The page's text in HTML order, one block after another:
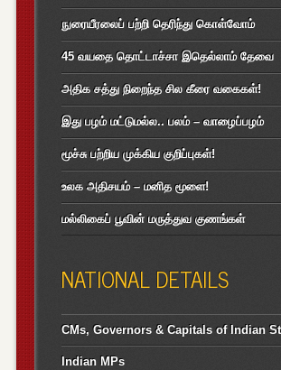
நுரையீரலைப் பற்றி தெரிந்து கொள்வோம்
45 வயதை தொட்டாச்சா இதெல்லாம் தேவை
அதிக சத்து நிறைந்த சில கீரை வகைகள்!
இது பழம் மட்டுமல்ல.. பலம் – வாழைப்பழம்
மூச்சு பற்றிய முக்கிய குறிப்புகள்!
உலக அதிசயம் – மனித மூளை!
மல்லிகைப் பூவின் மருத்துவ குணங்கள்
NATIONAL DETAILS
CMs, Governors & Capitals of Indian
Indian MPs